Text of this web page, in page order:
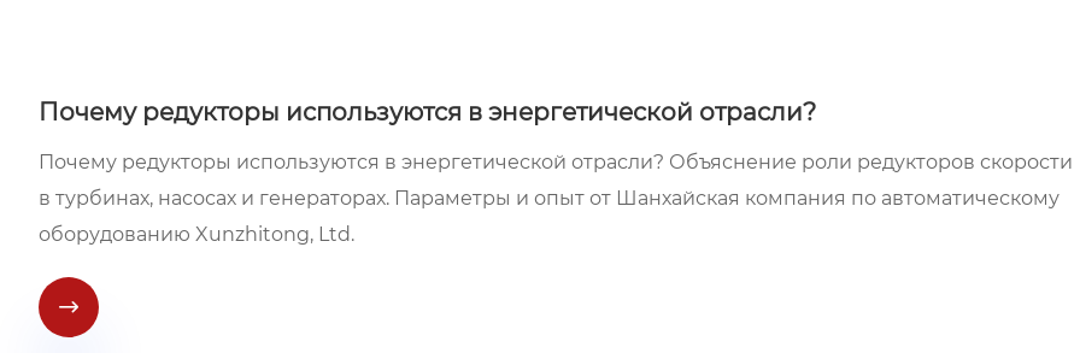
Почему редукторы используются в энергетической отрасли?
Почему редукторы используются в энергетической отрасли? Объяснение роли редукторов скорости
в турбинах, насосах и генераторах. Параметры и опыт от Шанхайская компания по автоматическому
оборудованию Xunzhitong, Ltd.
